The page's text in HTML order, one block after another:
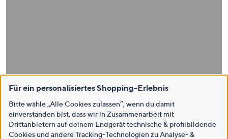
Für ein personalisiertes Shopping-Erlebnis
Bitte wähle „Alle Cookies zulassen“, wenn du damit
einverstanden bist, dass wir in Zusammenarbeit mit
Drittanbietern auf deinem Endgerät technische & profilbildende
Cookies und andere Tracking-Technologien zu Analyse- &